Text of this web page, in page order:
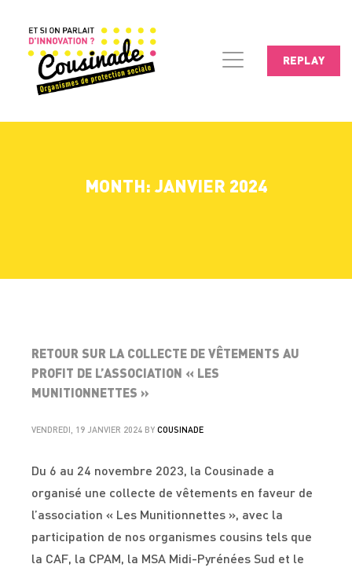
REPLAY
MONTH: JANVIER 2024
RETOUR SUR LA COLLECTE DE VÊTEMENTS AU
PROFIT DE L’ASSOCIATION « LES
MUNITIONNETTES »
VENDREDI, 19 JANVIER 2024 BY COUSINADE
Du 6 au 24 novembre 2023, la Cousinade a
organisé une collecte de vêtements en faveur de
l’association « Les Munitionnettes », avec la
participation de nos organismes cousins tels que
la CAF, la CPAM, la MSA Midi-Pyrénées Sud et le